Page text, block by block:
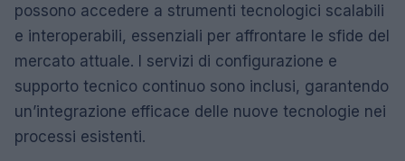
possono accedere a strumenti tecnologici scalabili
e interoperabili, essenziali per affrontare le sfide del
mercato attuale. I servizi di configurazione e
supporto tecnico continuo sono inclusi, garantendo
un’integrazione efficace delle nuove tecnologie nei
processi esistenti.